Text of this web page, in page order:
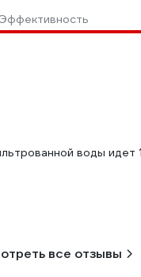
воды идет
все отзывы